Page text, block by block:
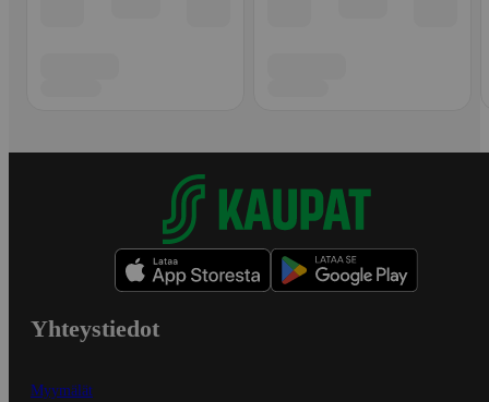
Yhteystiedot
Myymälät